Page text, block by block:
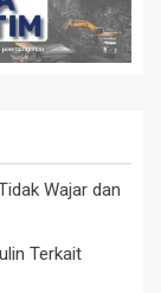
Wajar dan
Terkait